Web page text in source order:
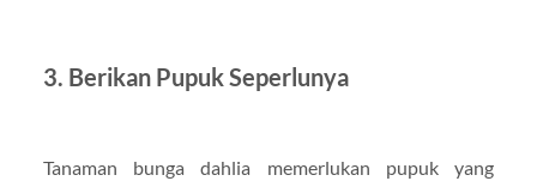
3. Berikan Pupuk Seperlunya
Tanaman bunga dahlia memerlukan pupuk yang